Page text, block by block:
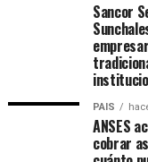
Sancor
PAIS
ANSES
cobrar